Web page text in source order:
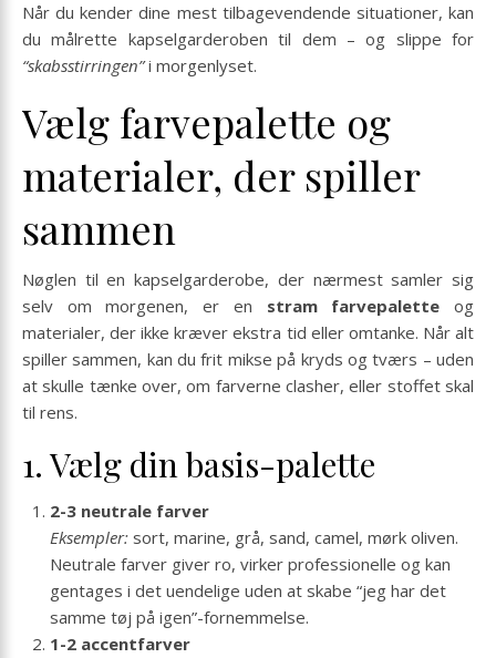
Når du kender dine mest tilbagevendende situationer, kan
du målrette kapselgarderoben til dem – og slippe for
“skabsstirringen”i morgenlyset.
Vælg farvepalette og
materialer, der spiller
sammen
Nøglen til en kapselgarderobe, der nærmest samler sig
selv om morgenen, er en stram farvepalette og
materialer, der ikke kræver ekstra tid eller omtanke. Når alt
spiller sammen, kan du frit mikse på kryds og tværs – uden
at skulle tænke over, om farverne clasher, eller stoffet skal
til rens.
1. Vælg din basis-palette
2-3 neutrale farver
Eksempler: sort, marine, grå, sand, camel, mørk oliven.
Neutrale farver giver ro, virker professionelle og kan
gentages i det uendelige uden at skabe “jeg har det
samme tøj på igen”-fornemmelse.
1-2 accentfarver